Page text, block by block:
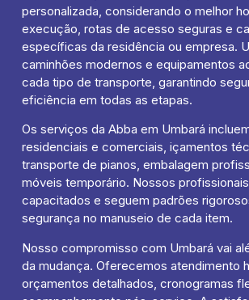
personalizada, considerando o melhor
execução, rotas de acesso seguras e
específicas da residência ou empresa.
caminhões modernos e equipamentos
cada tipo de transporte, garantindo
eficiência em todas as etapas.
Os serviços da Abba em Umbará
residenciais e comerciais, içamentos
transporte de pianos, embalagem
móveis temporário. Nossos
capacitados e seguem padrões
segurança no manuseio de cada item.
Nosso compromisso com Umbará vai
da mudança. Oferecemos atendimento
orçamentos detalhados, cronogramas